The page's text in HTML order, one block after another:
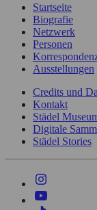
Startseite
Biografie
Netzwerk
Personen
Ausstellungen
Credits und
Kontakt
Städel
Digitale
Städel Stories